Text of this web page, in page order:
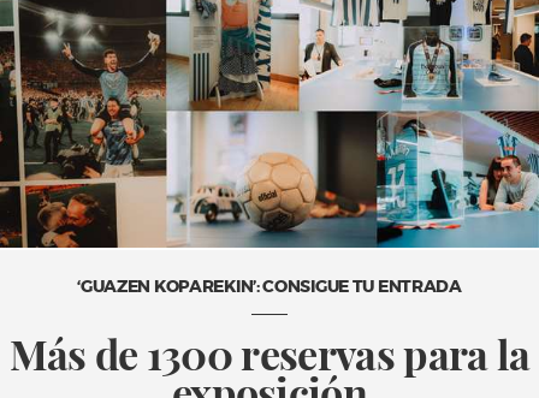
‘GUAZEN KOPAREKIN’: CONSIGUE TU ENTRADA
Más de 1300 reservas para la